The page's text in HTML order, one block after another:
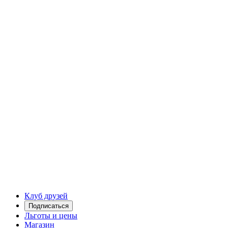
Клуб друзей
Подписаться
Льготы и цены
Магазин